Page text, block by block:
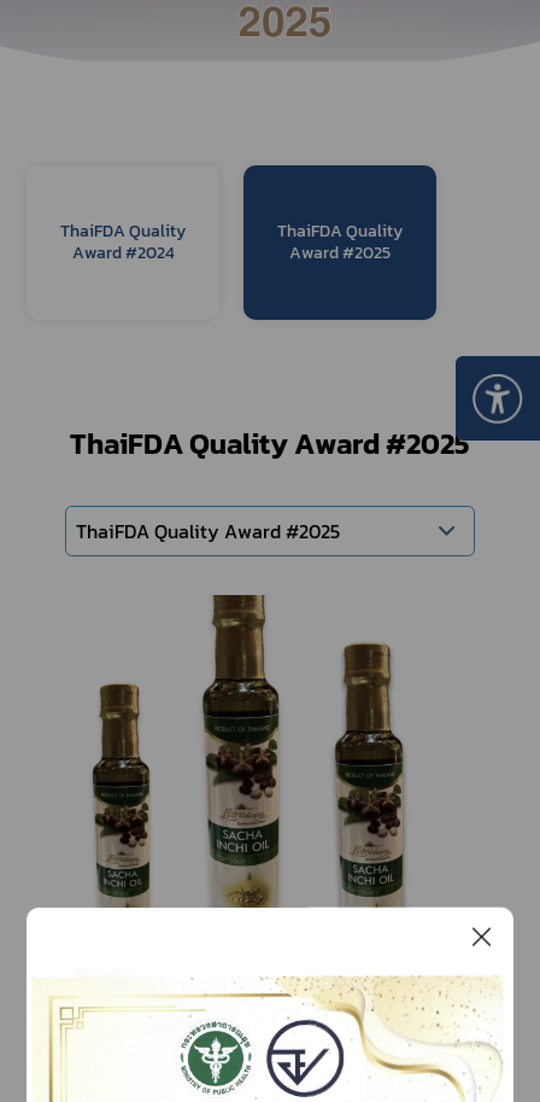
ThaiFDA Quality
Award #2024
ThaiFDA Quality
Award #2025
ThaiFDA Quality Award #2025
ThaiFDA Quality Award #2025
Sacha Inchi Oil